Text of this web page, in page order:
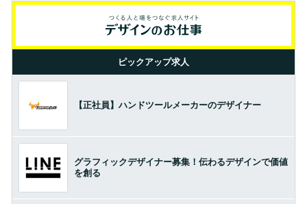
ピックアップ求人
【正社員】ハンドツールメーカーのデザイナー
グラフィックデザイナー募集！伝わるデザインで価値
を創る